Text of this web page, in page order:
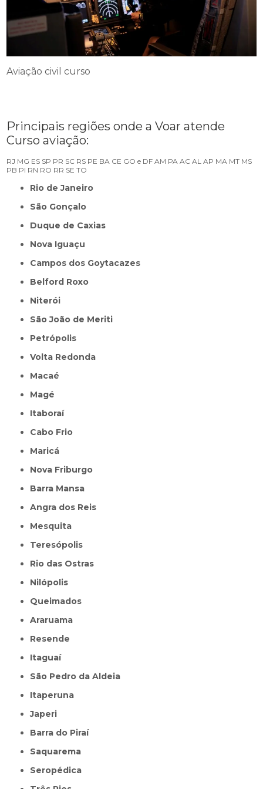
Aviação civil curso
Principais regiões onde a Voar atende
Curso aviação:
RJ MG ES SP PR SC RS PE BA CE GO e DF AM PA AC AL AP MA MT MS
PB PI RN RO RR SE TO
Rio de Janeiro
São Gonçalo
Duque de Caxias
Nova Iguaçu
Campos dos Goytacazes
Belford Roxo
Niterói
São João de Meriti
Petrópolis
Volta Redonda
Macaé
Magé
Itaboraí
Cabo Frio
Maricá
Nova Friburgo
Barra Mansa
Angra dos Reis
Mesquita
Teresópolis
Rio das Ostras
Nilópolis
Queimados
Araruama
Resende
Itaguaí
São Pedro da Aldeia
Itaperuna
Japeri
Barra do Piraí
Saquarema
Seropédica